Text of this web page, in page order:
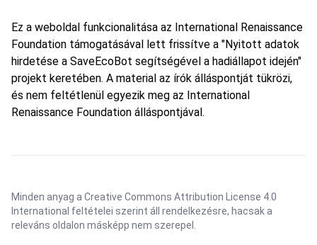
Ez a weboldal funkcionalitása az International Renaissance
Foundation támogatásával lett frissítve a "Nyitott adatok
hirdetése a SaveEcoBot segítségével a hadiállapot idején"
projekt keretében. A material az írók álláspontját tükrözi,
és nem feltétlenül egyezik meg az International
Renaissance Foundation álláspontjával.
Minden anyag a Creative Commons Attribution License 4.0
International feltételei szerint áll rendelkezésre, hacsak a
releváns oldalon másképp nem szerepel.